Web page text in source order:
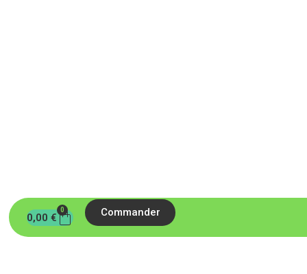
0,00 €
0 Commander